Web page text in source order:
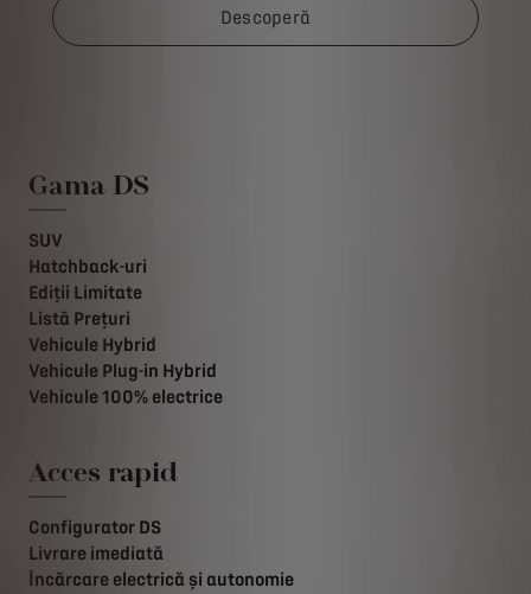
Descoperă
Gama DS
SUV
Hatchback-uri
Ediții Limitate
Listă Prețuri
Vehicule Hybrid
Vehicule Plug-in Hybrid
Vehicule 100% electrice
Acces rapid
Configurator DS
Livrare imediată
Încărcare electrică și autonomie